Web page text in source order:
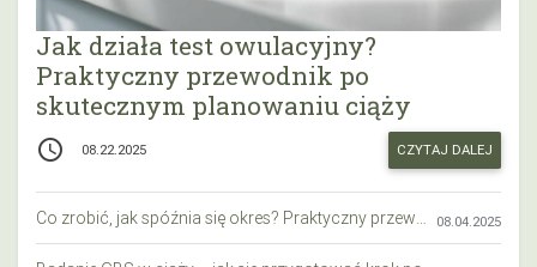
Jak działa test owulacyjny?
Praktyczny przewodnik po
skutecznym planowaniu ciąży
access_time 08.22.2025 CZYTAJ DALEJ
08.04.2025